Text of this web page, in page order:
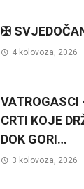
✠
4 kolovoza, 2026
VATROGASCI
CRTI KOJE
DOK GORI…
3 kolovoza, 2026